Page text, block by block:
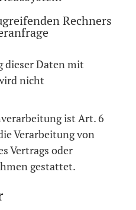
Rechners
dieser Daten mit
nicht
ist Art. 6
Verarbeitung von
Vertrags oder
gestattet.